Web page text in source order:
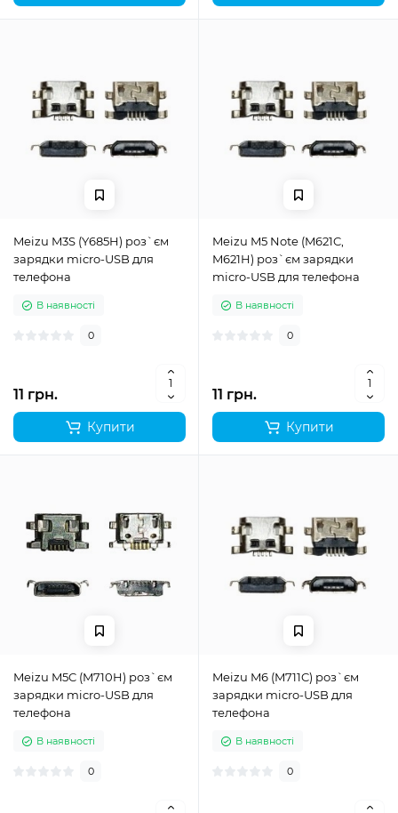
Meizu M3S (Y685H) роз`єм
зарядки micro-USB для
телефона
В наявності
0
11 грн.
Купити
Meizu M5 Note (M621C,
M621H) роз`єм зарядки
micro-USB для телефона
В наявності
0
11 грн.
Купити
Meizu M5C (M710H) роз`єм
зарядки micro-USB для
телефона
В наявності
0
Meizu M6 (M711C) роз`єм
зарядки micro-USB для
телефона
В наявності
0